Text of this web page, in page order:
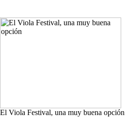
El Viola Festival, una muy buena opción